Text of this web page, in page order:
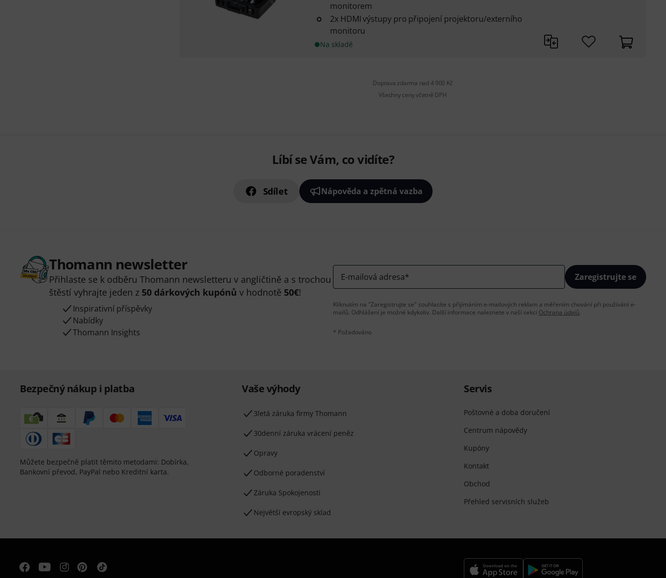
monitorem
2x HDMI výstupy pro připojení projektoru/externího
monitoru
Na skladě
Doprava zdarma nad 4 900 Kč
Všechny ceny včetně DPH
Líbí se Vám, co vidíte?
Sdílet Nápověda a zpětná vazba
Thomann newsletter
Přihlaste se k odběru Thomann newsletteru v angličtině a s trochou
štěstí vyhrajte jeden z 50 dárkových kupónů v hodnotě 50€!
Inspirativní příspěvky
Nabídky
Thomann Insights
E-mailová adresa* Zaregistrujte se
Kliknutím na "Zaregistrujte se" souhlasíte s přijímáním e-mailových reklam a měřením chování při používání e-
mailů. Odhlášení je možné kdykoliv. Další informace naleznete v naší sekci Ochrana údajů.
* Požadováno
Bezpečný nákup i platba
Můžete bezpečně platit těmito metodami: Dobírka,
Bankovní převod, PayPal nebo Kreditní karta.
Vaše výhody
3letá záruka firmy Thomann
30denní záruka vrácení peněz
Opravy
Odborné poradenství
Záruka Spokojenosti
Největší evropský sklad
Servis
Poštovné a doba doručení
Centrum nápovědy
Kupóny
Kontakt
Obchod
Přehled servisních služeb